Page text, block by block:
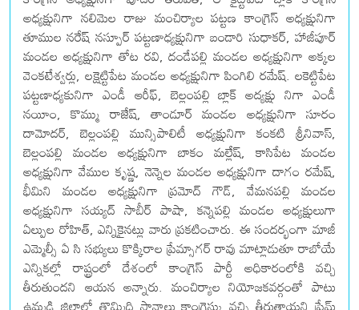
అధ్యక్షునిగా నలిమెల రాజు మంచిర్యాల పట్టణ కాంగ్రెస్ అధ్యక్షునిగా
తూముల నరేష్ నస్పూర్ పట్టణాధ్యక్షునిగా బండారి సుధాకర్, హాజీపూర్
మండల అధ్యక్షునిగా తోట రవి, దండేపల్లి మండల అధ్యక్షునిగా అక్కల
వెంకటేశ్వర్లు, లక్షెట్టిపేట మండల అధ్యక్షునిగా పింగిలి రమేష్. లకెట్టిపేట
పట్టణాధ్యకునిగా ఎండీ ఆరీఫ్, బెల్లంపల్లి బ్లాక్ అద్యక్షు నిగా ఎండీ
నయీం, కొమ్ము రాజేష్, తాండూర్ మండల అధ్యక్షునిగా సూరం
దామోదర్, బెల్లంపల్లి మున్సిపాలిటీ అధ్యక్షునిగా కంకటి శ్రీనివాస్,
బెల్లంపల్లి మండల అధ్యక్షునిగా బాకం మల్లేష్, కాసిపేట మండల
అధ్యక్షునిగా వేముల కృష్ణ, నెన్నెల మండల అధ్యక్షునిగా దాగం రమేష్,
భీమిని మండల అధ్యక్షునిగా ప్రమోద్ గౌడ్, వేమనపల్లి మండల
అధ్యక్షునిగా సయ్యద్ సాబీర్ పాషా, కన్నెపల్లి మండల అధ్యక్షులుగా
ఏల్పుల రోహిత్, ఎన్నికైనట్లు వారు ప్రకటించారు. ఈ సందర్భంగా మాజీ
ఎమ్మెల్సీ ఏ సి సభ్యులు కొక్కిరాల ప్రేమ్సాగర్ రావు మాట్లాడుతూ రాబోయే
ఎన్నికల్లో రాష్ట్రంలో దేశంలో కాంగ్రెస్ పార్టీ అధికారంలోకి వచ్చి
తీరుతుందని ఆయన అన్నారు. మంచిర్యాల నియోజకవర్గంతో పాటు